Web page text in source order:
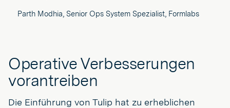
Parth Modhia, Senior Ops System Spezialist, Formlabs
Operative Verbesserungen
vorantreiben
Die Einführung von Tulip hat zu erheblichen